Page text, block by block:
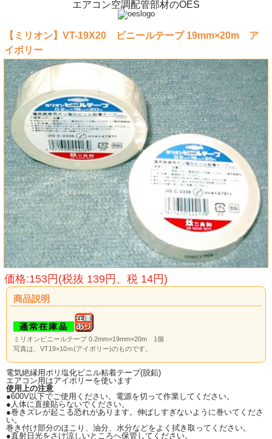
エアコン空調配管部材のOES
【ミリオン】VT-19X20 ビニールテープ 19mm×20m ア
イボリー
価格:153円(税抜 139円、税 14円)
商品説明
ミリオンビニールテープ 0.2mm×19mm×20m 1個
写真は、VT19×10ｍ(アイボリー)のものです。
電気絶縁用ポリ塩化ビニル粘着テープ(脱鉛)
エアコン用はアイボリーを使います
使用上の注意
●600V以下でご使用ください。電源を切って作業してください。
●人体に直接貼らないでください。
●巻きズレが起こる恐れがあります。伸ばしすぎないように巻いてくださ
い。
巻き付け部分のほこり、油分、水分などをよく拭き取ってください。
●直射日光をさけ涼しいところへ保管してください。